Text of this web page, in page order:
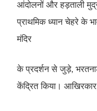
आंदोलनों और हड़ताली
प्राथमिक ध्यान चेहरे के
मंदिर
के प्रदर्शन से जुड़े,
केंद्रित किया।